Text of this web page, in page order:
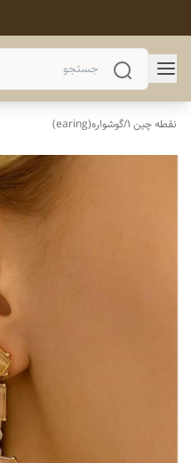
نقطه چین 1 /گوشواره(earing)